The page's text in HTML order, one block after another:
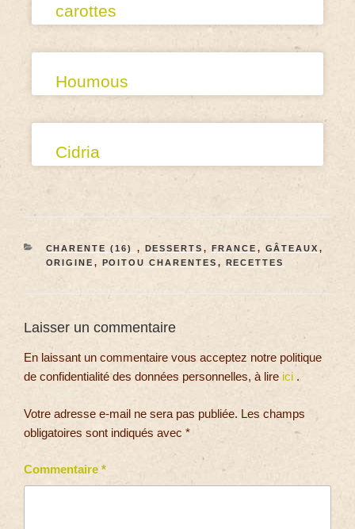
carottes
Houmous
Cidria
CHARENTE (16) , DESSERTS , FRANCE , GÂTEAUX ,
ORIGINE , POITOU CHARENTES , RECETTES
Laisser un commentaire
En laissant un commentaire vous acceptez notre politique
de confidentialité des données personnelles, à lire ici .
Votre adresse e-mail ne sera pas publiée. Les champs
obligatoires sont indiqués avec *
Commentaire *